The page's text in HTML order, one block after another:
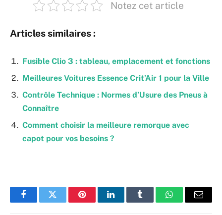
Notez cet article
Articles similaires :
Fusible Clio 3 : tableau, emplacement et fonctions
Meilleures Voitures Essence Crit’Air 1 pour la Ville
Contrôle Technique : Normes d’Usure des Pneus à
Connaître
Comment choisir la meilleure remorque avec
capot pour vos besoins ?
FacebookTwitter PinterestLinkedInTumblr WhatsAppEmail